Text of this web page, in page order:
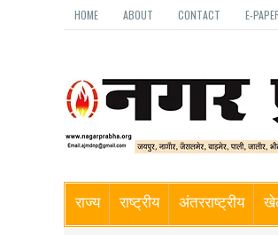
HOME ABOUT CONTACT E-
राज्य राष्ट्रीय अंतरराष्ट्रीय